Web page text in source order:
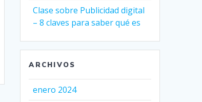
Clase sobre Publicidad digital
– 8 claves para saber qué es
ARCHIVOS
enero 2024